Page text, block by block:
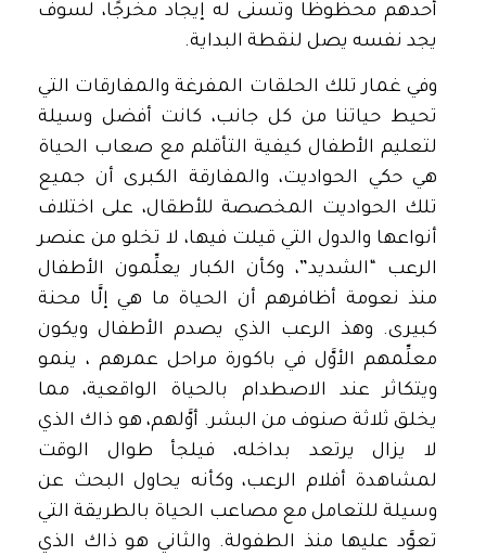
أحدهم محظوظًا وتسنى له إيجاد مخرجًا، لسوف
يجد نفسه يصل لنقطة البداية.
وفي غمار تلك الحلقات المفرغة والمفارقات التي
تحيط حياتنا من كل جانب، كانت أفضل وسيلة
لتعليم الأطفال كيفية التأقلم مع صعاب الحياة
هي حكي الحواديت، والمفارقة الكبرى أن جميع
تلك الحواديت المخصصة للأطقال، على اختلاف
أنواعها والدول التي قيلت فيها، لا تخلو من عنصر
الرعب “الشديد”، وكأن الكبار يعلِّمون الأطفال
منذ نعومة أظافرهم أن الحياة ما هي إلَّا محنة
كبيرى. وهذ الرعب الذي يصدم الأطفال ويكون
معلِّمهم الأوَّل في باكورة مراحل عمرهم ، ينمو
ويتكاثر عند الاصطدام بالحياة الواقعية، مما
يخلق ثلاثة صنوف من البشر. أوَّلهم، هو ذاك الذي
لا يزال يرتعد بداخله، فيلجأ طوال الوقت
لمشاهدة أفلام الرعب، وكأنه يحاول البحث عن
وسيلة للتعامل مع مصاعب الحياة بالطريقة التي
تعوَّد عليها منذ الطفولة. والثاني هو ذاك الذي